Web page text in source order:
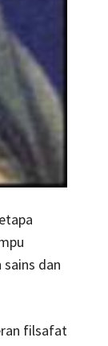
dan
filsafat